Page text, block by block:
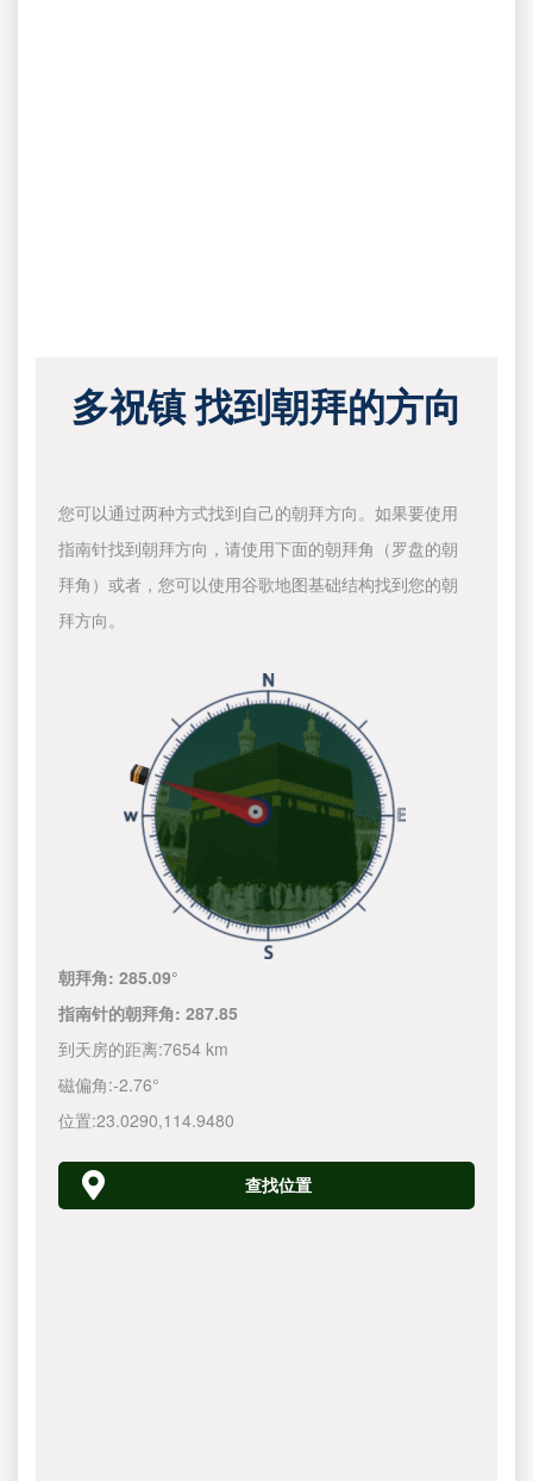
多祝镇 找到朝拜的方向
您可以通过两种方式找到自己的朝拜方向。如果要使用
指南针找到朝拜方向，请使用下面的朝拜角（罗盘的朝
拜角）或者，您可以使用谷歌地图基础结构找到您的朝
拜方向。
朝拜角:285.09°
指南针的朝拜角:287.85
到天房的距离:7654 km
磁偏角:-2.76°
位置:23.0290,114.9480
查找位置